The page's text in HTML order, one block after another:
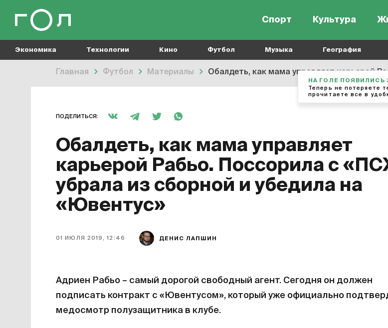
Спорт Культура
Экономика Технологии Кино Футбол Музыка География
Главная Футбол Материалы Обалдеть, как мама управляет карьерой
ПОДЕЛИТЬСЯ:
Обалдеть, как мама управляет
карьерой Рабьо. Поссорила с
убрала из сборной и убедила на
«Ювентус»
01 ИЮЛЯ 2019, 12:46 ДЕНИС ЛАПШИН
Адриен Рабьо – самый дорогой свободный агент. Сегодня он должен
подписать контракт с «Ювентусом», который уже официально
медосмотр полузащитника в клубе.
НА ГОЛЕ ПОЯВИЛИСЬ
Теперь не потеряете
прочитаете все в